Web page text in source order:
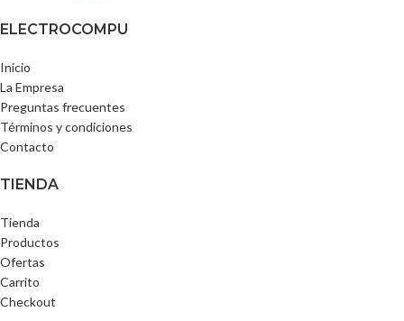
ELECTROCOMPU
Inicio
La Empresa
Preguntas frecuentes
Términos y condiciones
Contacto
TIENDA
Tienda
Productos
Ofertas
Carrito
Checkout